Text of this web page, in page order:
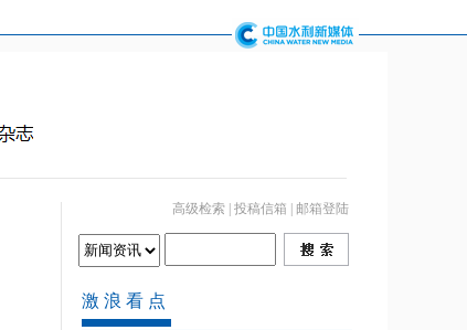
高级检索 投稿信箱 邮箱登陆